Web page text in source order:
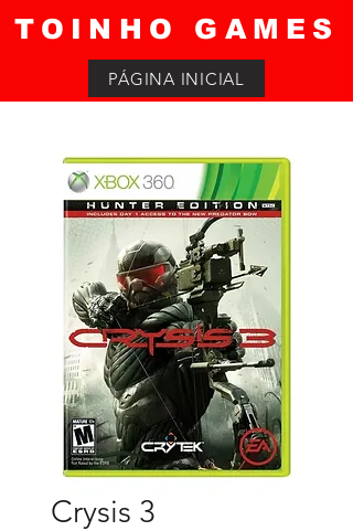
TOINHO GAMES
PÁGINA INICIAL
Crysis 3